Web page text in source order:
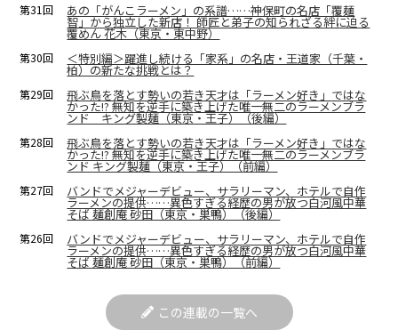
第31回 あの「がんこラーメン」の系譜……神保町の名店「覆麺
智」から独立した新店！ 師匠と弟子の知られざる絆に迫る
覆めん 花木（東京・東中野）
第30回 ＜特別編＞躍進し続ける「家系」の名店・王道家（千葉・
柏）の新たな挑戦とは？
第29回 飛ぶ鳥を落とす勢いの若き天才は「ラーメン好き」ではな
かった!? 無知を逆手に築き上げた唯一無二のラーメンブラ
ンド キング製麺（東京・王子）（後編）
第28回 飛ぶ鳥を落とす勢いの若き天才は「ラーメン好き」ではな
かった!? 無知を逆手に築き上げた唯一無二のラーメンブラ
ンド キング製麺（東京・王子）（前編）
第27回 バンドでメジャーデビュー、サラリーマン、ホテルで自作
ラーメンの提供……異色すぎる経歴の男が放つ白河風中華
そば 麺創庵 砂田（東京・巣鴨）（後編）
第26回 バンドでメジャーデビュー、サラリーマン、ホテルで自作
ラーメンの提供……異色すぎる経歴の男が放つ白河風中華
そば 麺創庵 砂田（東京・巣鴨）（前編）
この連載の一覧へ